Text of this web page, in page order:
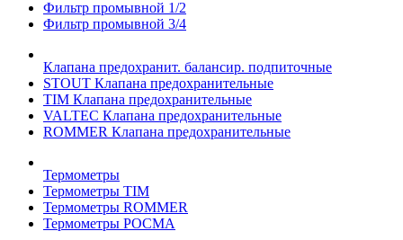
Фильтр промывной 1/2
Фильтр промывной 3/4
Клапана предохранит. балансир. подпиточные
STOUT Клапана предохранительные
TIM Клапана предохранительные
VALTEC Клапана предохранительные
ROMMER Клапана предохранительные
Термометры
Термометры TIM
Термометры ROMMER
Термометры РОСМА